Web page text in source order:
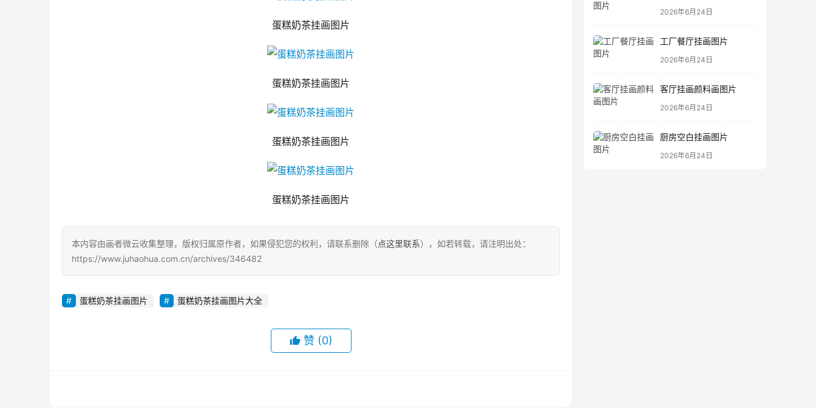
蛋糕奶茶挂画图片
蛋糕奶茶挂画图片
蛋糕奶茶挂画图片
蛋糕奶茶挂画图片
本内容由画者微云收集整理，版权归属原作者，如果侵犯您的权利，请联系删除（点这里联系），如若转载，请注明出处：
https://www.juhaohua.com.cn/archives/346482
蛋糕奶茶挂画图片 蛋糕奶茶挂画图片大全
赞 (0)
2026年6月24日
工厂餐厅挂画图片
2026年6月24日
客厅挂画颜料画图片
2026年6月24日
厨房空白挂画图片
2026年6月24日